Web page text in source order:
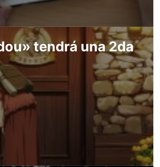
tendrá una 2da